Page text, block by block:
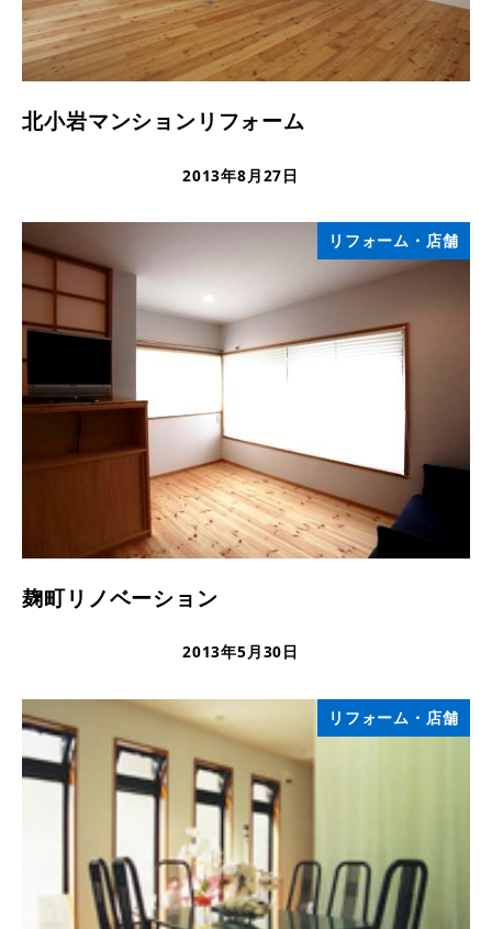
北小岩マンションリフォーム
更新日
2013年8月27日
リフォーム・店舗
麹町リノベーション
更新日
2013年5月30日
リフォーム・店舗